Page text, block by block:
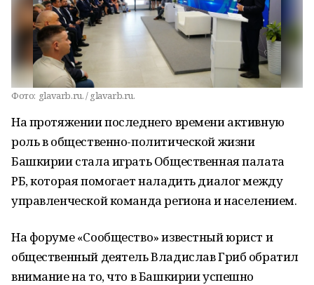
Фото: glavarb.ru. / glavarb.ru.
На протяжении последнего времени активную
роль в общественно-политической жизни
Башкирии стала играть Общественная палата
РБ, которая помогает наладить диалог между
управленческой команда региона и населением.
На форуме «Сообщество» известный юрист и
общественный деятель Владислав Гриб обратил
внимание на то, что в Башкирии успешно